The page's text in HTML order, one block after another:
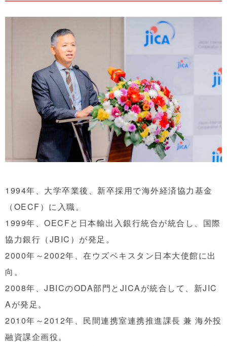
1994年、大学卒業後、新卒採用で海外経済協力基金
（OECF）に入職。
1999年、OECFと日本輸出入銀行統合が統合し、国際
協力銀行（JBIC）が発足。
2000年～2002年、在ウズベキスタン日本大使館に出
向。
2008年、JBICのODA部門とJICAが統合して、新JIC
Aが発足。
2010年～2012年、民間連携室連携推進課長 兼 海外投
融資課企画役。